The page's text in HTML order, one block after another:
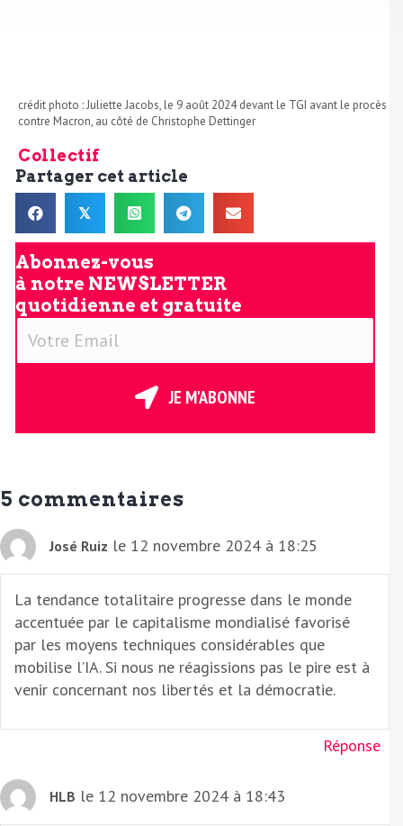
crédit photo : Juliette Jacobs, le 9 août 2024 devant le TGI avant le procès
contre Macron, au côté de Christophe Dettinger
Collectif
Partager cet article
𝕏
Abonnez-vous
à notre NEWSLETTER
quotidienne et gratuite
V
E
l
JE M'ABONNE
5 commentaires
José Ruiz le 12 novembre 2024 à 18:25
La tendance totalitaire progresse dans le monde
accentuée par le capitalisme mondialisé favorisé
par les moyens techniques considérables que
mobilise l’IA. Si nous ne réagissions pas le pire est à
venir concernant nos libertés et la démocratie.
Réponse
HLB le 12 novembre 2024 à 18:43